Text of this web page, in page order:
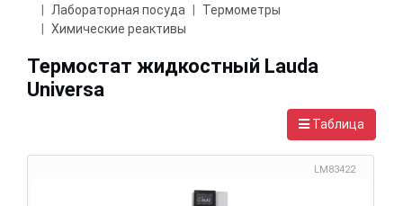
Лабораторная посуда
Термометры
Химические реактивы
Термостат жидкостный Lauda
Universa
Таблица
LM83422